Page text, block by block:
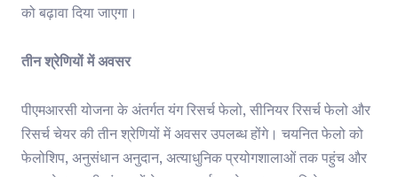
को बढ़ावा दिया जाएगा।
तीन श्रेणियों में अवसर
पीएमआरसी योजना के अंतर्गत यंग रिसर्च फेलो, सीनियर रिसर्च फेलो और
रिसर्च चेयर की तीन श्रेणियों में अवसर उपलब्ध होंगे। चयनित फेलो को
फेलोशिप, अनुसंधान अनुदान, अत्याधुनिक प्रयोगशालाओं तक पहुंच और